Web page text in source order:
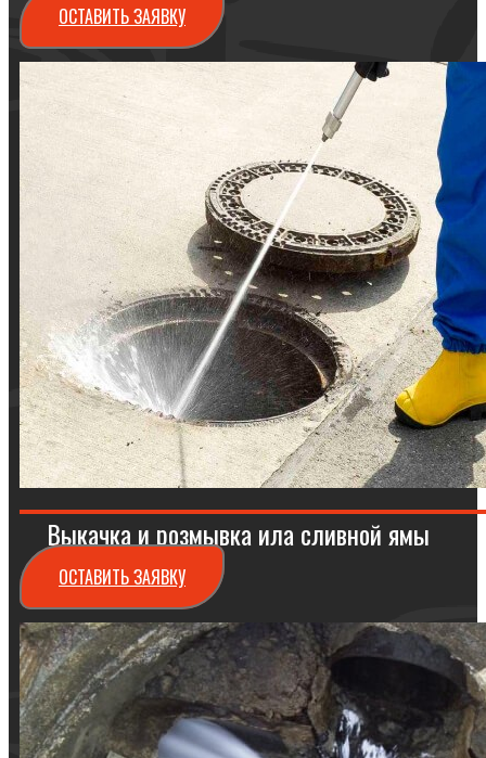
ОСТАВИТЬ ЗАЯВКУ
Выкачка и розмывка ила сливной ямы
ОСТАВИТЬ ЗАЯВКУ